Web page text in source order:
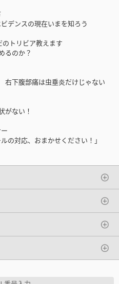
デンスの現在いまを知ろう
トリビア教えます
るのか？
下腹部痛は虫垂炎だけじゃない
がない！
の対応、おまかせください！」